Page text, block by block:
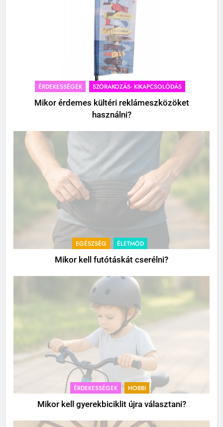
ÉRDEKESSÉGEK SZÓRAKOZÁS- KIKAPCSOLÓDÁS
Mikor érdemes kültéri reklámeszközöket
használni?
EGÉSZSÉG ÉLETMÓD
Mikor kell futótáskát cserélni?
ÉRDEKESSÉGEK HOBBI
Mikor kell gyerekbiciklit újra választani?